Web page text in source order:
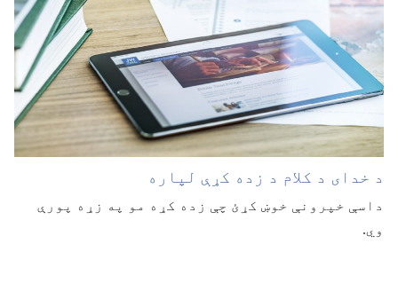
د خدای د کلام د زده کړې لپاره
داسې خپرونې خوښ کړئ چې زده کړه مو په زړه پورې
وي.‏